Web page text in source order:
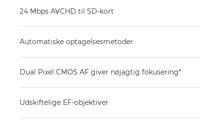
24 Mbps AVCHD til SD-kort
Automatiske optagelsesmetoder
Dual Pixel CMOS AF giver nøjagtig fokusering*
Udskiftelige EF-objektiver